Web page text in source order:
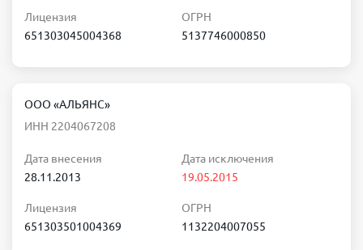
Лицензия
651303045004368
ОГРН
5137746000850
ООО «АЛЬЯНС»
ИНН 2204067208
Дата внесения
28.11.2013
Дата исключения
19.05.2015
Лицензия
651303501004369
ОГРН
1132204007055